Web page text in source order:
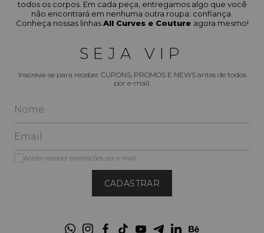
todos os corpos. Em cada peça, entregamos algo que você
não encontrará em nenhuma outra roupa: confiança.
Conheça nossas linhasAll Curves e Couture agora mesmo!
SEJA VIP
Inscreva-se para receber CUPONS, PROMOS E NEWS antes de todos
por e-mail.
CADASTRAR
Aceito receber promoções por e-mail